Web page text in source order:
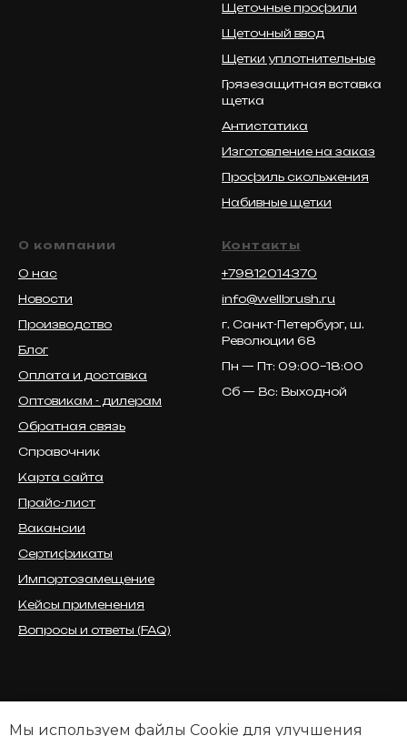
Щеточные профили
Щеточный ввод
Щетки уплотнительные
Грязезащитная вставка
щетка
Антистатика
Изготовление на заказ
Профиль скольжения
Набивные щетки
О компании
О нас
Новости
Производство
Блог
Оплата и доставка
Оптовикам - дилерам
Обратная связь
Справочник
Карта сайта
Прайс-лист
Вакансии
Сертификаты
Импортозамещение
Кейсы применения
Вопросы и ответы (FAQ)
Контакты
+79812014370
info@wellbrush.ru
г. Санкт-Петербург, ш.
Революции 68
Пн — Пт: 09:00–18:00
Сб — Вс: Выходной
Мы используем файлы Cookie для улучшения